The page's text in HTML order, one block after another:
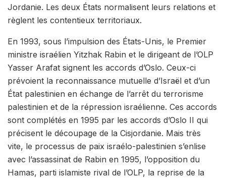
Jordanie. Les deux États normalisent leurs relations et
règlent les contentieux territoriaux.
En 1993, sous l’impulsion des États-Unis, le Premier
ministre israélien Yitzhak Rabin et le dirigeant de l’OLP
Yasser Arafat signent les accords d’Oslo. Ceux-ci
prévoient la reconnaissance mutuelle d’Israël et d’un
État palestinien en échange de l’arrêt du terrorisme
palestinien et de la répression israélienne. Ces accords
sont complétés en 1995 par les accords d’Oslo II qui
précisent le découpage de la Cisjordanie. Mais très
vite, le processus de paix israélo-palestinien s’enlise
avec l’assassinat de Rabin en 1995, l’opposition du
Hamas, parti islamiste rival de l’OLP, la reprise de la